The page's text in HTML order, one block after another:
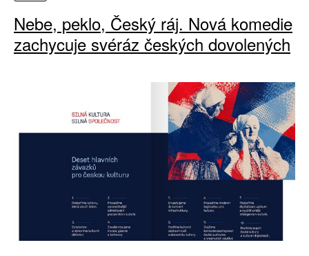
Nebe, peklo, Český ráj. Nová komedie
zachycuje svéráz českých dovolených